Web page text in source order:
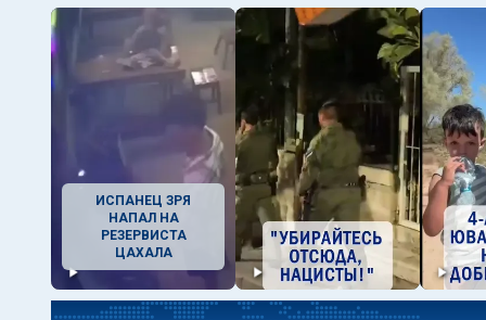
ИСПАНЕЦ ЗРЯ
НАПАЛ НА
РЕЗЕРВИСТА
ЦАХАЛА